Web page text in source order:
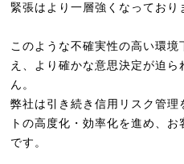
緊張はより一層強くなっており
このような不確実性の高い環
え、より確かな意思決定が迫
ん。
弊社は引き続き信用リスク管
トの高度化・効率化を進め、
です。